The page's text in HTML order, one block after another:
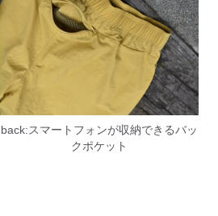
back:スマートフォンが収納できるバッ
クポケット